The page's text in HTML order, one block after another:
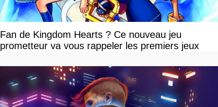
Fan de Kingdom Hearts ? Ce nouveau jeu
prometteur va vous rappeler les premiers jeux